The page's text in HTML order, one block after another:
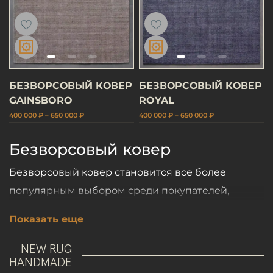
БЕЗВОРСОВЫЙ КОВЕР
GAINSBORO
400 000 ₽ – 650 000 ₽
БЕЗВОРСОВЫЙ КОВЕР
ROYAL
400 000 ₽ – 650 000 ₽
Безворсовый ковер
Безворсовый ковер становится все более
популярным выбором среди покупателей,
Благодаря отсутствию длинного ворса такой
ковер легко чистить и использовать для
помещений с высокой проходимостью. Это
Показать еще
NEW RUG
HANDMADE